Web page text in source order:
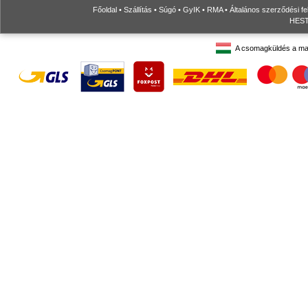
Főoldal • Szállítás • Súgó • GyIK • RMA• Általános szerződési
A csomagküldés a